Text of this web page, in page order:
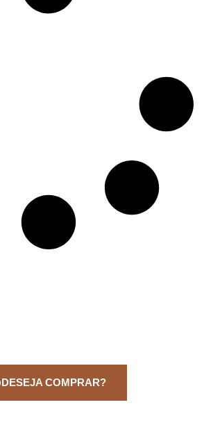
DESEJA COMPRAR?